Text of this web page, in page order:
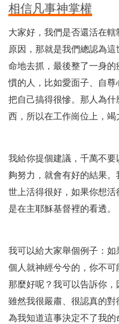
46 哥林多前書
47 哥林多
54 提摩太前書
55 提摩太
57 腓利門書
58 希伯來書
63 約翰二書
64 約翰三書
教會
爭戰 信望愛 學習
神同在
傳道者的言語
使徒保羅的神學體系
屬靈
神蹟系列
愚蠢系列 戰
004課程 - 華人命定神學理念
相信凡事神掌權
大家好，我們是否還活在
原因，那就是我們總認為
命地去抓，最後整了一身
慣的人，比如愛面子、自
把自己搞得很慘。那人為
西，所以在工作崗位上，竭
我給你提個建議，千萬不
夠努力，就會有好的結果
世上活得很好，如果你想活
是在主耶穌基督裡的看透。
我可以給大家舉個例子：
個人就神經兮兮的，你不
那麼好呢？我可以告訴你，
雖然我很嚴肅、很認真的
為我知道這事決定不了我